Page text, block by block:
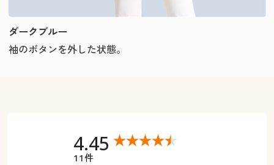
ダークブルー
袖のボタンを外した状態。
4.45
11件